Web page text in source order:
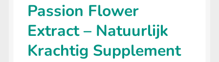
Passion Flower
Extract – Natuurlijk
Krachtig Supplement